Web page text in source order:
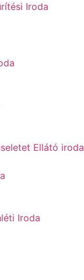
Iroda
Ellátó iroda
Iroda